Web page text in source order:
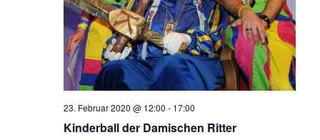
23. Februar 2020 @ 12:00 - 17:00
Kinderball der Damischen Ritter